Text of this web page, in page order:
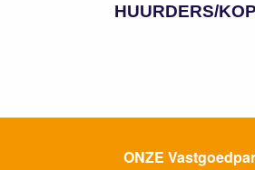
HUURDERS/
ONZE